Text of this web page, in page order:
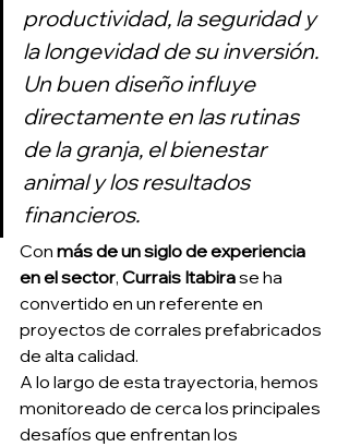
productividad, la seguridad y
la longevidad de su inversión.
Un buen diseño influye
directamente en las rutinas
de la granja, el bienestar
animal y los resultados
financieros.
Con más de un siglo de experiencia
en el sector, Currais Itabira se ha
convertido en un referente en
proyectos de corrales prefabricados
de alta calidad.
A lo largo de esta trayectoria, hemos
monitoreado de cerca los principales
desafíos que enfrentan los